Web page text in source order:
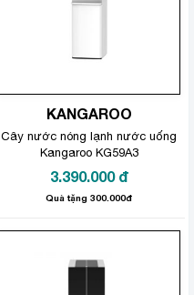
KANGAROO
Cây nước nóng lạnh nước uống
Kangaroo KG59A3
3.390.000 đ
Quà tặng 300.000đ